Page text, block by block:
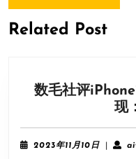
航post:
Related Post
数毛社评
现
2023年11月10日2023